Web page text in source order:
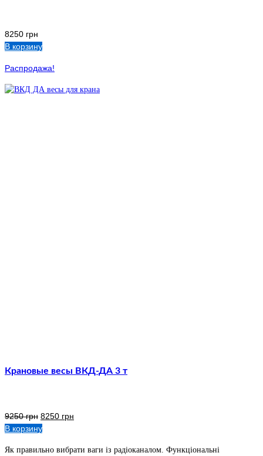
8250 грн
В корзину
Распродажа!
Крановые весы ВКД-ДА 3 т
9250грн 8250 грн
В корзину
Як правильно вибрати ваги із радіоканалом. Функціональні